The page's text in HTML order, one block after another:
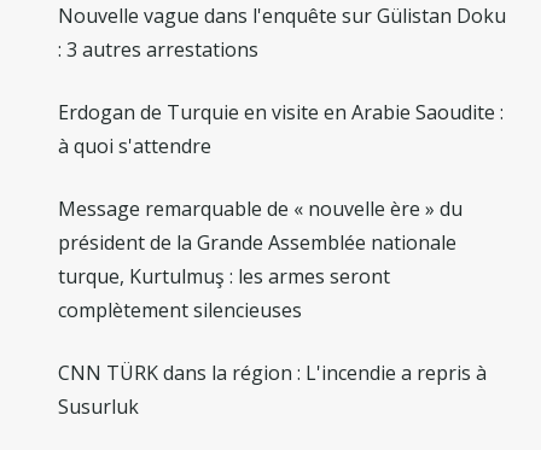
Nouvelle vague dans l'enquête sur Gülistan Doku
: 3 autres arrestations
Erdogan de Turquie en visite en Arabie Saoudite :
à quoi s'attendre
Message remarquable de « nouvelle ère » du
président de la Grande Assemblée nationale
turque, Kurtulmuş : les armes seront
complètement silencieuses
CNN TÜRK dans la région : L'incendie a repris à
Susurluk